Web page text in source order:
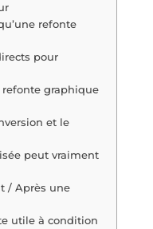
refonte
pour
refonte graphique
et le
peut vraiment
/ Après une
utile à condition